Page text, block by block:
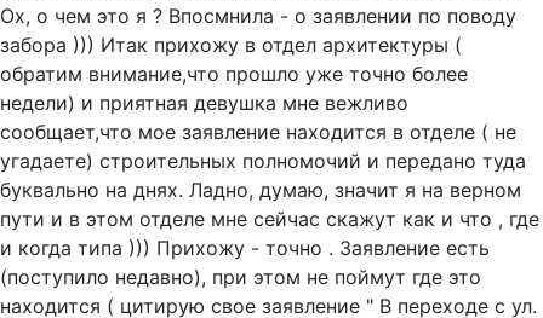
Ох, о чем это я ? Впосмнила - о заявлении по поводу
забора ))) Итак прихожу в отдел архитектуры (
обратим внимание,что прошло уже точно более
недели) и приятная девушка мне вежливо
сообщает,что мое заявление находится в отделе ( не
угадаете) строительных полномочий и передано туда
буквально на днях. Ладно, думаю, значит я на верном
пути и в этом отделе мне сейчас скажут как и что , где
и когда типа ))) Прихожу - точно . Заявление есть
(поступило недавно), при этом не поймут где это
находится ( цитирую свое заявление " В переходе с ул.